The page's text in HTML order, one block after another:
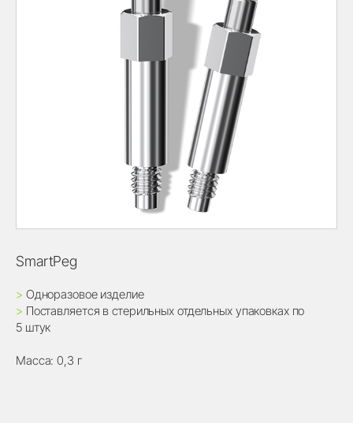
SmartPeg
> Одноразовое изделие
> Поставляется в стерильных отдельных упаковках по
5 штук
Масса: 0,3 г